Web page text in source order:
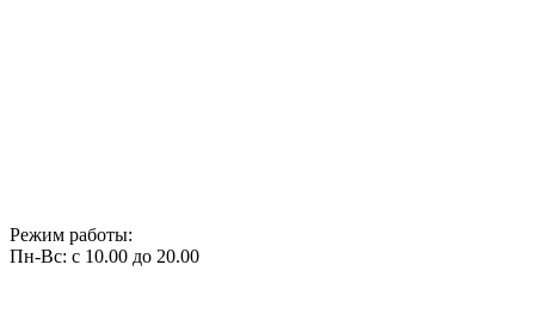
Режим работы:
Пн-Вс: с 10.00 до 20.00